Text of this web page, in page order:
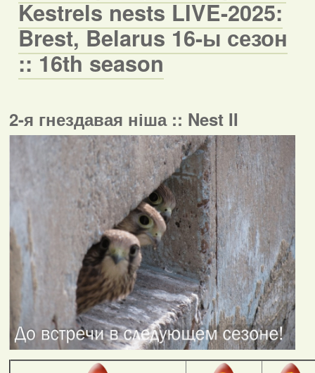
Kestrels nests LIVE-2025:
Brest, Belarus 16-ы сезон
:: 16th season
2-я гнездавая ніша :: Nest II